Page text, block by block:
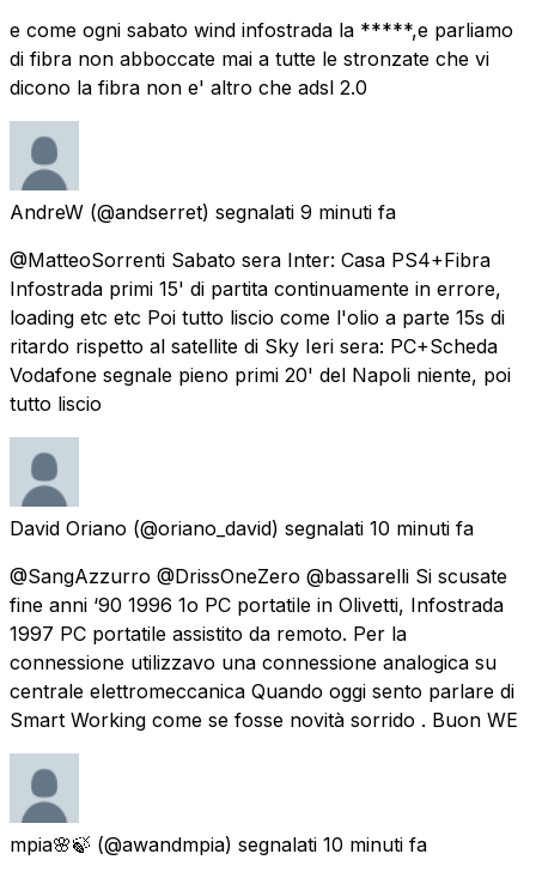
e come ogni sabato wind infostrada la *****,e parliamo
di fibra non abboccate mai a tutte le stronzate che vi
dicono la fibra non e' altro che adsl 2.0
AndreW (@andserret) segnalati 9 minuti fa
@MatteoSorrenti Sabato sera Inter: Casa PS4+Fibra
Infostrada primi 15' di partita continuamente in errore,
loading etc etc Poi tutto liscio come l'olio a parte 15s di
ritardo rispetto al satellite di Sky Ieri sera: PC+Scheda
Vodafone segnale pieno primi 20' del Napoli niente, poi
tutto liscio
David Oriano (@oriano_david) segnalati 10 minuti fa
@SangAzzurro @DrissOneZero @bassarelli Si scusate
fine anni ‘90 1996 1o PC portatile in Olivetti, Infostrada
1997 PC portatile assistito da remoto. Per la
connessione utilizzavo una connessione analogica su
centrale elettromeccanica Quando oggi sento parlare di
Smart Working come se fosse novità sorrido . Buon WE
mpia🌸🍃 (@awandmpia) segnalati 10 minuti fa